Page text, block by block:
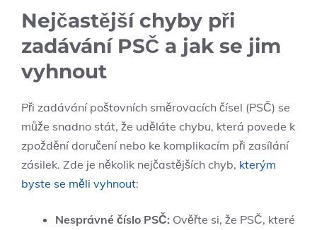
Nejčastější chyby při
zadávání PSČ a jak se jim
vyhnout
Při zadávání poštovních směrovacích čísel (PSČ) se
může snadno stát, že uděláte chybu, která povede k
zpoždění doručení nebo ke komplikacím při zasílání
zásilek. Zde je několik nejčastějších chyb, kterým
byste se měli vyhnout:
Nesprávné číslo PSČ: Ověřte si, že PSČ, které